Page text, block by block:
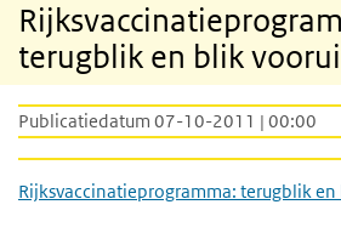
terugblik en blik
Publicatiedatum 07-10-2011 | 00:00
Rijksvaccinatieprogramma: terugblik